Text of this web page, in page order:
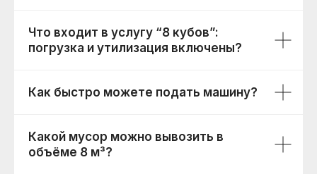
Что входит в услугу “8 кубов”:
погрузка и утилизация включены?
Как быстро можете подать машину?
Какой мусор можно вывозить в
объёме 8 м³?